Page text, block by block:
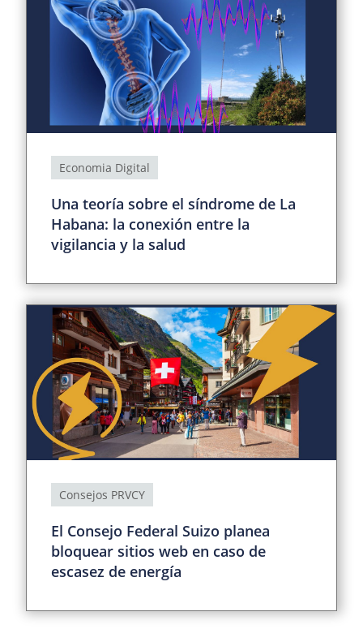
Economia Digital
Una teoría sobre el síndrome de La
Habana: la conexión entre la
vigilancia y la salud
Consejos PRVCY
El Consejo Federal Suizo planea
bloquear sitios web en caso de
escasez de energía